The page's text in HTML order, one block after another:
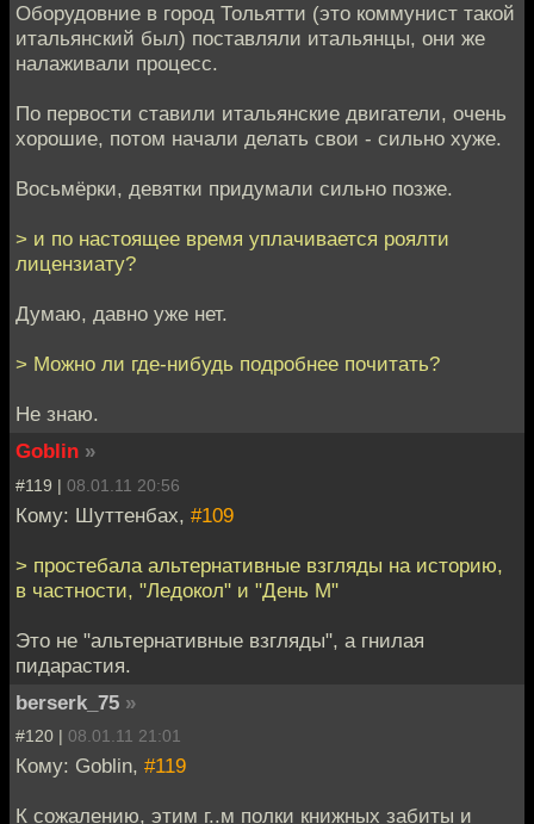
Оборудовние в город Тольятти (это коммунист такой
итальянский был) поставляли итальянцы, они же
налаживали процесс.
По первости ставили итальянские двигатели, очень
хорошие, потом начали делать свои - сильно хуже.
Восьмёрки, девятки придумали сильно позже.
> и по настоящее время уплачивается роялти
лицензиату?
Думаю, давно уже нет.
> Можно ли где-нибудь подробнее почитать?
Не знаю.
Goblin »
#119 | 08.01.11 20:56
Кому: Шуттенбах, #109
> простебала альтернативные взгляды на историю,
в частности, "Ледокол" и "День М"
Это не "альтернативные взгляды", а гнилая
пидарастия.
berserk_75 »
#120 | 08.01.11 21:01
Кому: Goblin, #119
К сожалению, этим г..м полки книжных забиты и